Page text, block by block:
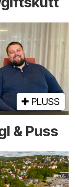
PLUSS
& Puss